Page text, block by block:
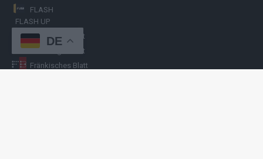
FLASH
FLASH UP
Nürnberger Blatt
Hamburger Blatt
Fränkisches Blatt
DE